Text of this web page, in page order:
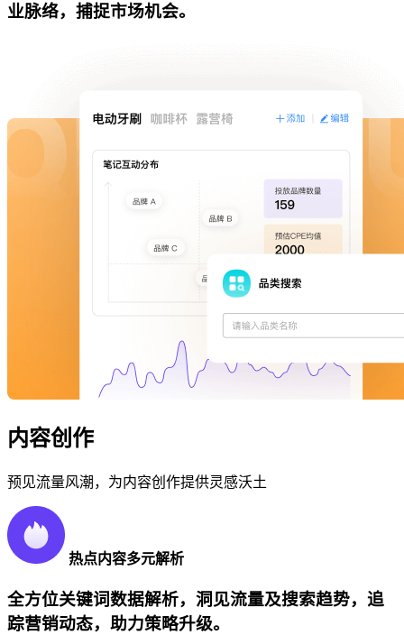
业脉络，捕捉市场机会。
内容创作
预见流量风潮，为内容创作提供灵感沃土
热点内容多元解析
全方位关键词数据解析，洞见流量及搜索趋势，追
踪营销动态，助力策略升级。